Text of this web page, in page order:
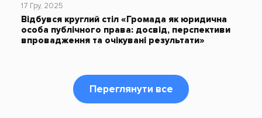
17 Гру, 2025
Відбувся круглий стіл «Громада як юридична
особа публічного права: досвід, перспективи
впровадження та очікувані результати»
Переглянути все